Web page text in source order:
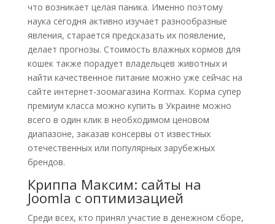
что возникает целая паника. Именно поэтому
наука сегодня активно изучает разнообразные
явления, старается предсказать их появление,
делает прогнозы. Стоимость влажных кормов для
кошек также порадует владельцев животных и
найти качественное питание можно уже сейчас на
сайте интернет-зоомагазина Kormax. Корма супер
премиум класса можно купить в Украине можно
всего в один клик в необходимом ценовом
диапазоне, заказав консервы от известных
отечественных или популярных зарубежных
брендов.
Криппа Максим: сайты на
Joomla с оптимизацией
Среди всех, кто принял участие в денежном сборе,